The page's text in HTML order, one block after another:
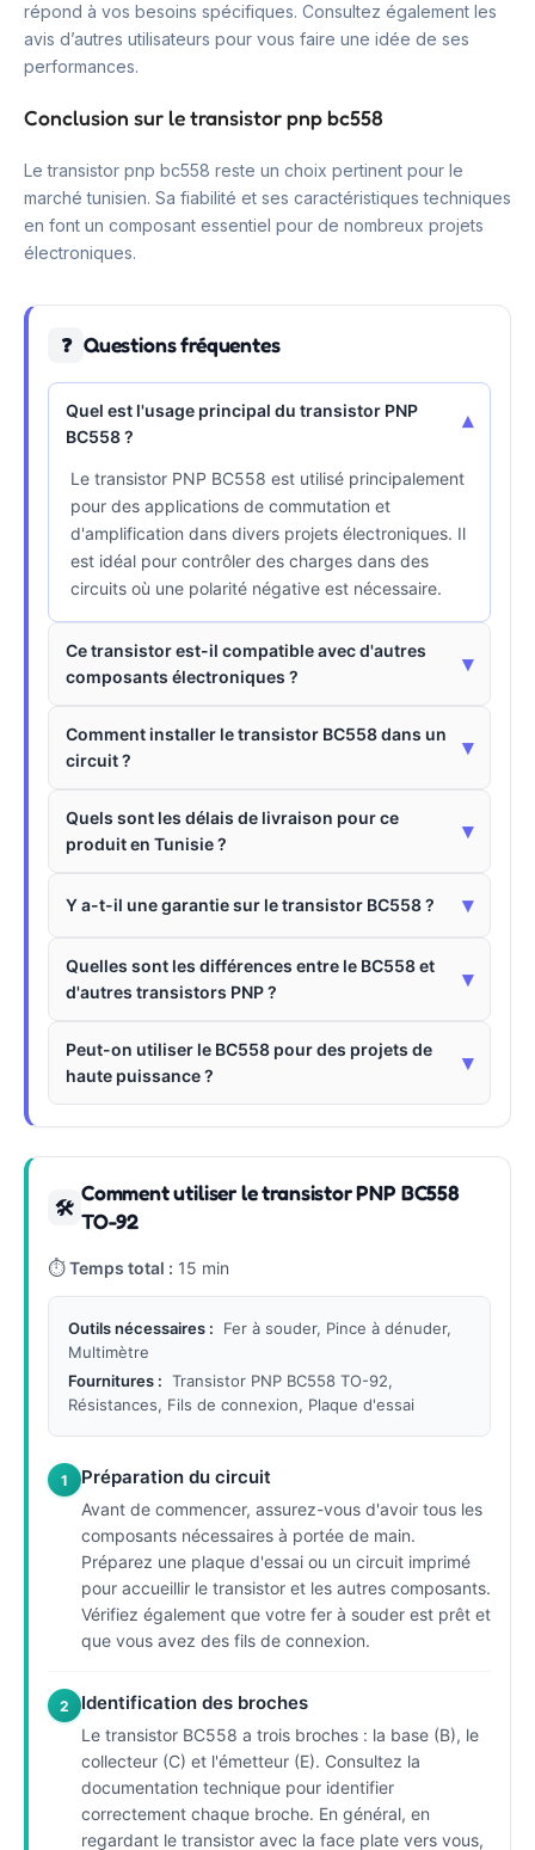
répond à vos besoins spécifiques. Consultez également les
avis d’autres utilisateurs pour vous faire une idée de ses
performances.
Conclusion sur le transistor pnp bc558
Le transistor pnp bc558 reste un choix pertinent pour le
marché tunisien. Sa fiabilité et ses caractéristiques techniques
en font un composant essentiel pour de nombreux projets
électroniques.
❓ Questions fréquentes
Quel est l'usage principal du transistor PNP
BC558 ?
▾
Le transistor PNP BC558 est utilisé principalement
pour des applications de commutation et
d'amplification dans divers projets électroniques. Il
est idéal pour contrôler des charges dans des
circuits où une polarité négative est nécessaire.
Ce transistor est-il compatible avec d'autres
composants électroniques ?
▾
Comment installer le transistor BC558 dans un
circuit ?
▾
Quels sont les délais de livraison pour ce
produit en Tunisie ?
▾
Y a-t-il une garantie sur le transistor BC558 ? ▾
Quelles sont les différences entre le BC558 et
d'autres transistors PNP ?
▾
Peut-on utiliser le BC558 pour des projets de
haute puissance ?
▾
🛠
Comment utiliser le transistor PNP BC558
TO-92
⏱Temps total : 15 min
Outils nécessaires :
Fer à souder, Pince à dénuder,
Multimètre
Fournitures : Transistor PNP BC558 TO-92,
Résistances, Fils de connexion, Plaque d'essai
1 Préparation du circuit
Avant de commencer, assurez-vous d'avoir tous les
composants nécessaires à portée de main.
Préparez une plaque d'essai ou un circuit imprimé
pour accueillir le transistor et les autres composants.
Vérifiez également que votre fer à souder est prêt et
que vous avez des fils de connexion.
2 Identification des broches
Le transistor BC558 a trois broches : la base (B), le
collecteur (C) et l'émetteur (E). Consultez la
documentation technique pour identifier
correctement chaque broche. En général, en
regardant le transistor avec la face plate vers vous,